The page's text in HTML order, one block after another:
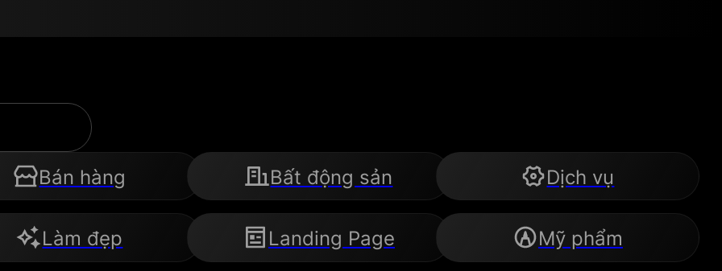
Bán hàng Bất động sản Dịch vụ
Làm đẹp Landing Page Mỹ phẩm